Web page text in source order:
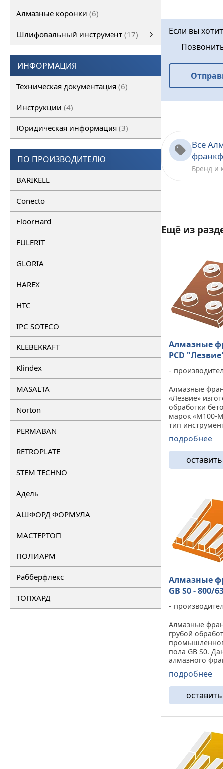
Алмазные коронки 6
Шлифовальный инструмент 17
ИНФОРМАЦИЯ
Техническая документация 6
Инструкции 4
Юридическая информация 3
ПО ПРОИЗВОДИТЕЛЮ
BARIKELL
Conecto
FloorHard
FULERIT
GLORIA
HAREX
HTC
IPC SOTECO
KLEBEKRAFT
Klindex
MASALTA
Norton
PERMABAN
RETROPLATE
STEM TECHNO
Адель
АШФОРД ФОРМУЛА
МАСТЕРТОП
ПОЛИАРМ
Рабберфлекс
ТОПХАРД
Если вы
Все
Бренд и
Ещё из
Алмазные
PCD
Алмазные
«Лезвие»
обработки
марок «М100-
тип
для снятия
эпоксидных
на бетонах
наблюдается ...
подробнее
Алмазные
GB S0 - 800/
Алмазные
грубой
пола GB S0.
алмазного
компании
значительный
обработки
ниже «M350».
подробнее